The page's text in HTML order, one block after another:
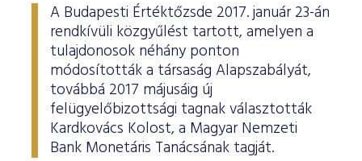
A Budapesti Értéktőzsde 2017. január 23-án
rendkívüli közgyűlést tartott, amelyen a
tulajdonosok néhány ponton
módosították a társaság Alapszabályát,
továbbá 2017 májusáig új
felügyelőbizottsági tagnak választották
Kardkovács Kolost, a Magyar Nemzeti
Bank Monetáris Tanácsának tagját.